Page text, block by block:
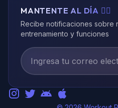
MANTENTE AL DÍA 🏃‍♂️
Recibe notificaciones sobre
entrenamiento y funciones